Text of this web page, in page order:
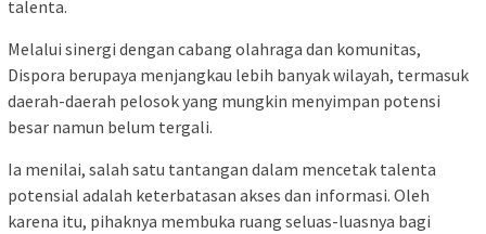
talenta.
Melalui sinergi dengan cabang olahraga dan komunitas,
Dispora berupaya menjangkau lebih banyak wilayah, termasuk
daerah-daerah pelosok yang mungkin menyimpan potensi
besar namun belum tergali.
Ia menilai, salah satu tantangan dalam mencetak talenta
potensial adalah keterbatasan akses dan informasi. Oleh
karena itu, pihaknya membuka ruang seluas-luasnya bagi